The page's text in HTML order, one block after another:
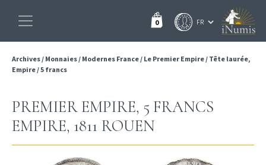
0
Archives/ Monnaies/ Modernes France/ Le Premier Empire/ Tête laurée,
Empire/5 francs
PREMIER EMPIRE, 5 FRANCS
EMPIRE, 1811 ROUEN